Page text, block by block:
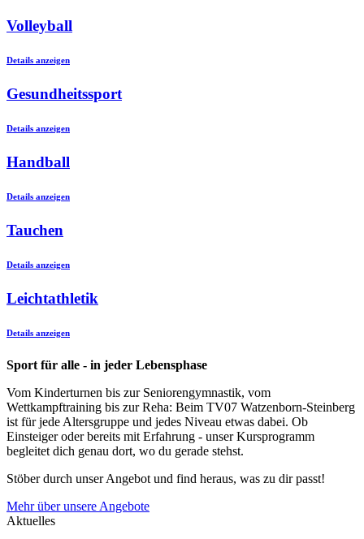
Volleyball
Details anzeigen
Gesundheitssport
Details anzeigen
Handball
Details anzeigen
Tauchen
Details anzeigen
Leichtathletik
Details anzeigen
Sport für alle - in jeder Lebensphase
Vom Kinderturnen bis zur Seniorengymnastik, vom
Wettkampftraining bis zur Reha: Beim TV07 Watzenborn-Steinberg
ist für jede Altersgruppe und jedes Niveau etwas dabei. Ob
Einsteiger oder bereits mit Erfahrung - unser Kursprogramm
begleitet dich genau dort, wo du gerade stehst.
Stöber durch unser Angebot und find heraus, was zu dir passt!
Mehr über unsere Angebote
Aktuelles